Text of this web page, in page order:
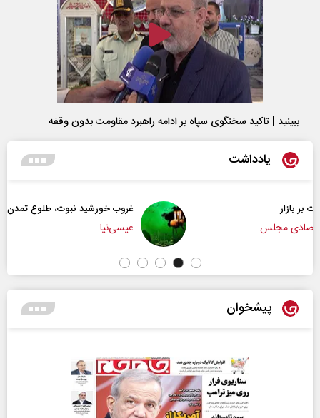
ببینید | تاکید سخنگوی سپاه بر ادامه راهبرد مقاومت بدون وقفه
یادداشت
غروب خورشید نبوت، طلوع تمدن امت
پیشخوان